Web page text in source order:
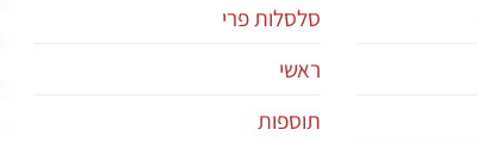
סלסלות פרי
ראשי
תוספות